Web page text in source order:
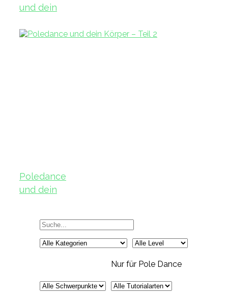
und dein
3
Poledance
und dein
Nur für Pole Dance